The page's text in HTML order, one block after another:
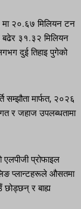
२०.६७ मिलियन टन
बढेर ३१.३२ मिलियन
दुई तिहाइ पुगेको
सम्झौता मार्फत, २०२६
र जहाज उपलब्धतामा
प्रोफाइल
प्लान्टहरूले औसतमा
छोड्छन् र बाह्य